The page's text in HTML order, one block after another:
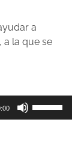
a
a la que se